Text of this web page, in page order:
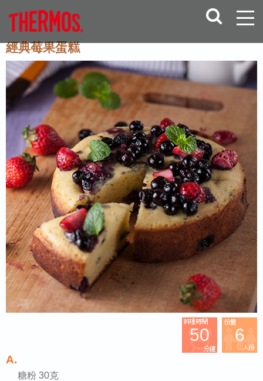
經典莓果蛋糕
6
50
A.
糖粉 30克